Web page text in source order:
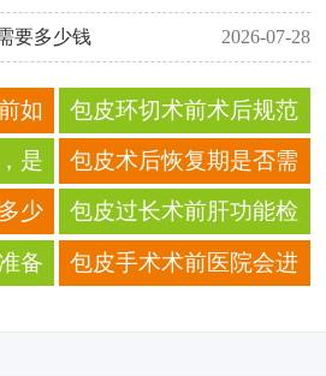
要多少钱 2026-07-28
如
出
？
包皮环切术前术后规范
护理对恢复过程的帮助
是
作
鸡
包皮术后恢复期是否需
要避免久坐不动
少
包皮过长术前肝功能检
查对肝脏健康的评估意
备
包皮手术术前医院会进